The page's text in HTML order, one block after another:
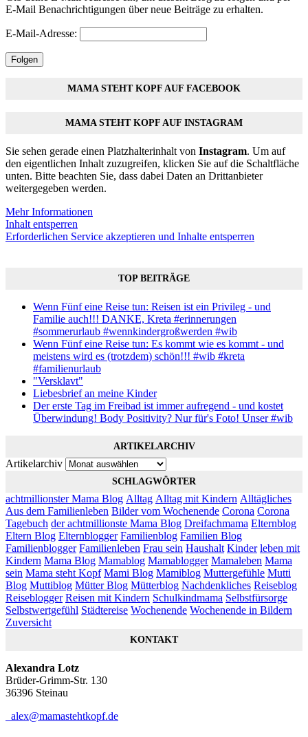
E-Mail Benachrichtigungen über neue Beiträge zu erhalten.
E-Mail-Adresse:
Folgen
MAMA STEHT KOPF AUF FACEBOOK
MAMA STEHT KOPF AUF INSTAGRAM
Sie sehen gerade einen Platzhalterinhalt von Instagram. Um auf
den eigentlichen Inhalt zuzugreifen, klicken Sie auf die Schaltfläche
unten. Bitte beachten Sie, dass dabei Daten an Drittanbieter
weitergegeben werden.
Mehr Informationen
Inhalt entsperren
Erforderlichen Service akzeptieren und Inhalte entsperren
TOP BEITRÄGE
Wenn Fünf eine Reise tun: Reisen ist ein Privileg - und
Familie auch!!! DANKE, Kreta #erinnerungen
#sommerurlaub #wennkindergroßwerden #wib
Wenn Fünf eine Reise tun: Es kommt wie es kommt - und
meistens wird es (trotzdem) schön!!! #wib #kreta
#familienurlaub
"Versklavt"
Liebesbrief an meine Kinder
Der erste Tag im Freibad ist immer aufregend - und kostet
Überwindung! Body Positivity? Nur für's Foto! Unser #wib
ARTIKELARCHIV
Artikelarchiv
SCHLAGWÖRTER
achtmillionster Mama Blog Alltag Alltag mit Kindern Alltägliches
Aus dem Familienleben Bilder vom Wochenende Corona Corona
Tagebuch der achtmillionste Mama Blog Dreifachmama Elternblog
Eltern Blog Elternblogger Familienblog Familien Blog
Familienblogger Familienleben Frau sein Haushalt Kinder leben mit
Kindern Mama Blog Mamablog Mamablogger Mamaleben Mama
sein Mama steht Kopf Mami Blog Mamiblog Muttergefühle Mutti
Blog Muttiblog Mütter Blog Mütterblog Nachdenkliches Reiseblog
Reiseblogger Reisen mit Kindern Schulkindmama Selbstfürsorge
Selbstwertgefühl Städtereise Wochenende Wochenende in Bildern
Zuversicht
KONTAKT
Alexandra Lotz
Brüder-Grimm-Str. 130
36396 Steinau
alex@mamastehtkopf.de